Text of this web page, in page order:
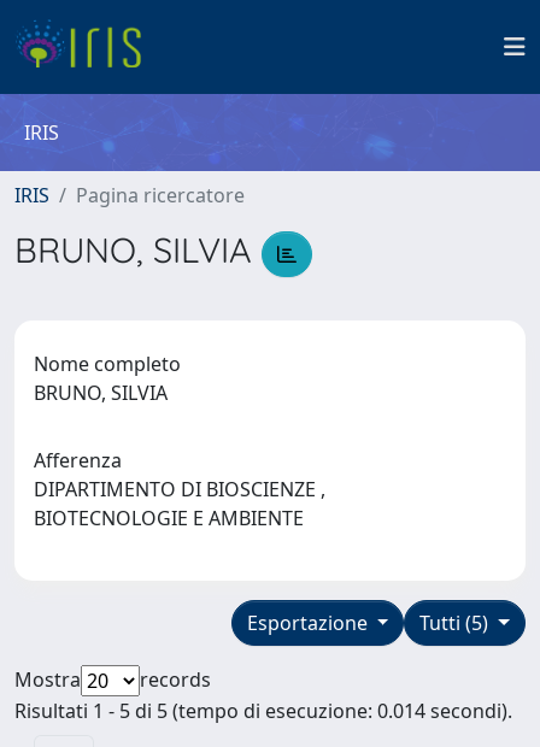
IRIS
IRIS Pagina ricercatore
BRUNO, SILVIA
Nome completo
BRUNO, SILVIA
Afferenza
DIPARTIMENTO DI BIOSCIENZE ,
BIOTECNOLOGIE E AMBIENTE
Tutti (5)
Esportazione
Mostra
records
Risultati 1 - 5 di 5 (tempo di esecuzione: 0.014 secondi).